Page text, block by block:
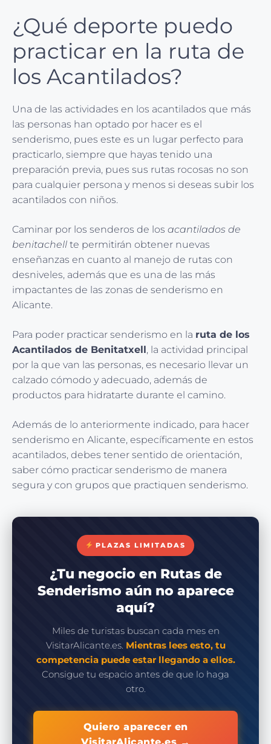
¿Qué deporte puedo
practicar en la ruta de
los Acantilados?
Una de las actividades en los acantilados que más
las personas han optado por hacer es el
senderismo, pues este es un lugar perfecto para
practicarlo, siempre que hayas tenido una
preparación previa, pues sus rutas rocosas no son
para cualquier persona y menos si deseas subir los
acantilados con niños.
Caminar por los senderos de los acantilados de
benitachell te permitirán obtener nuevas
enseñanzas en cuanto al manejo de rutas con
desniveles, además que es una de las más
impactantes de las zonas de senderismo en
Alicante.
Para poder practicar senderismo en la ruta de los
Acantilados de Benitatxell , la actividad principal
por la que van las personas, es necesario llevar un
calzado cómodo y adecuado, además de
productos para hidratarte durante el camino.
Además de lo anteriormente indicado, para hacer
senderismo en Alicante, específicamente en estos
acantilados, debes tener sentido de orientación,
saber cómo practicar senderismo de manera
segura y con grupos que practiquen senderismo.
PLAZAS LIMITADAS
¿Tu negocio en Rutas de
Senderismo aún no aparece
aquí?
Miles de turistas buscan cada mes en
VisitarAlicante.es. Mientras lees esto, tu
competencia puede estar llegando a ellos.
Consigue tu espacio antes de que lo haga
otro.
Quiero aparecer en